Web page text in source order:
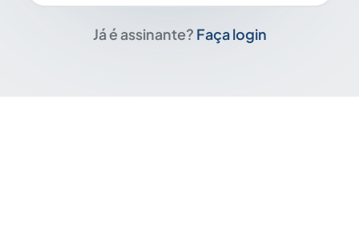
Já é assinante? Faça login